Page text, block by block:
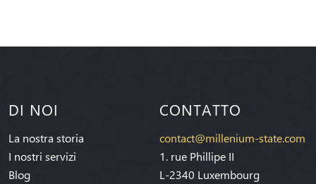
DI NOI
La nostra storia
I nostri servizi
Blog
CONTATTO
contact@millenium-state.com
1. rue Phillipe II
L-2340 Luxembourg